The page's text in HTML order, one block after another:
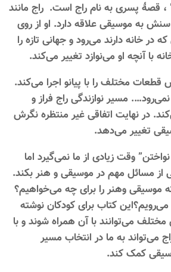
، قصۀ پسری به نام راج است. راج مانند
به موسیقی علاقه دارد. او از روی
در خانه دارند می‌رود و جهانی تازه را
آنچه او می‌نوازد تغییر می‌کند.
قطعات مختلف را با پیانو اجرا می‌کند.
مسیر نوازندگی راج فراز و
در نهایت اتفاقی غیر منتظره نگرش
تغییر می‌دهد.
وقت زیادی از ما نمی‌گیرد اما
از مسائل مهم در موسیقی و هنر بکند.
موسیقی وهنر را برای چه می‌خواهیم؟
کتاب برای کودکان نوشته
می‌توانند با آن همراه شوند و با
می‌تواند به ما در انتخاب مسیر
کمک کند.